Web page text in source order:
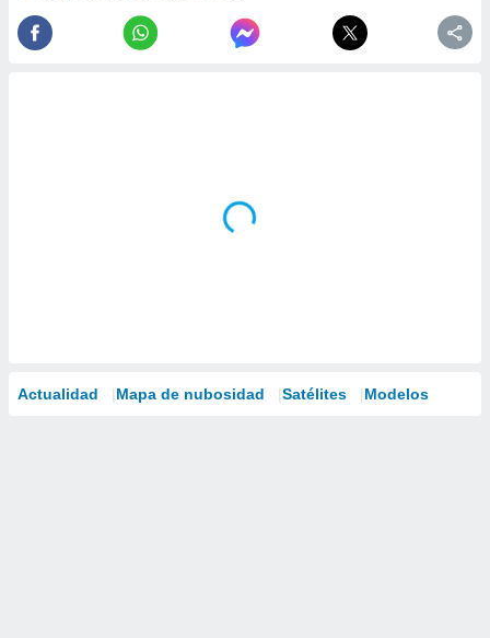
Actualidad Mapa de nubosidad Satélites Modelos